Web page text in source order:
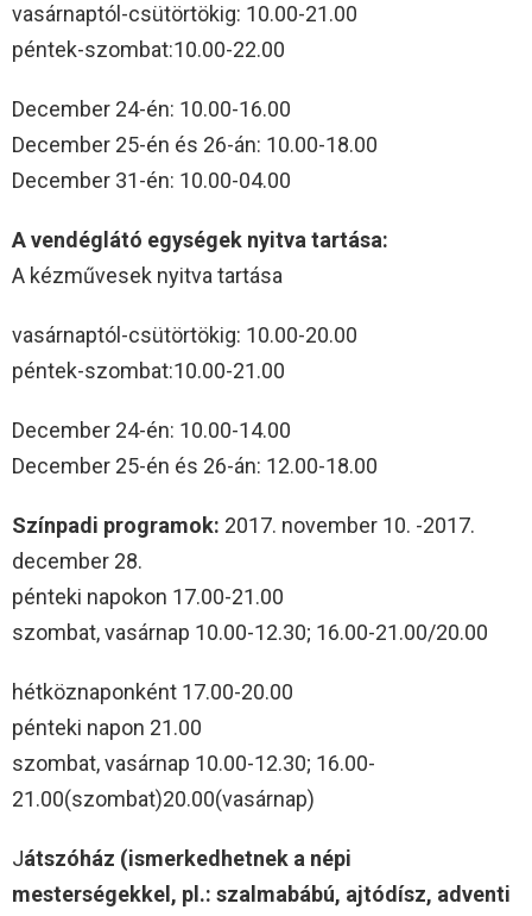
vasárnaptól-csütörtökig: 10.00-21.00
péntek-szombat:10.00-22.00
December 24-én: 10.00-16.00
December 25-én és 26-án: 10.00-18.00
December 31-én: 10.00-04.00
A vendéglátó egységek nyitva tartása:
A kézművesek nyitva tartása
vasárnaptól-csütörtökig: 10.00-20.00
péntek-szombat:10.00-21.00
December 24-én: 10.00-14.00
December 25-én és 26-án: 12.00-18.00
Színpadi programok: 2017. november 10. -2017.
december 28.
pénteki napokon 17.00-21.00
szombat, vasárnap 10.00-12.30; 16.00-21.00/20.00
hétköznaponként 17.00-20.00
pénteki napon 21.00
szombat, vasárnap 10.00-12.30; 16.00-
21.00(szombat)20.00(vasárnap)
Játszóház (ismerkedhetnek a népi
mesterségekkel, pl.: szalmabábú, ajtódísz, adventi